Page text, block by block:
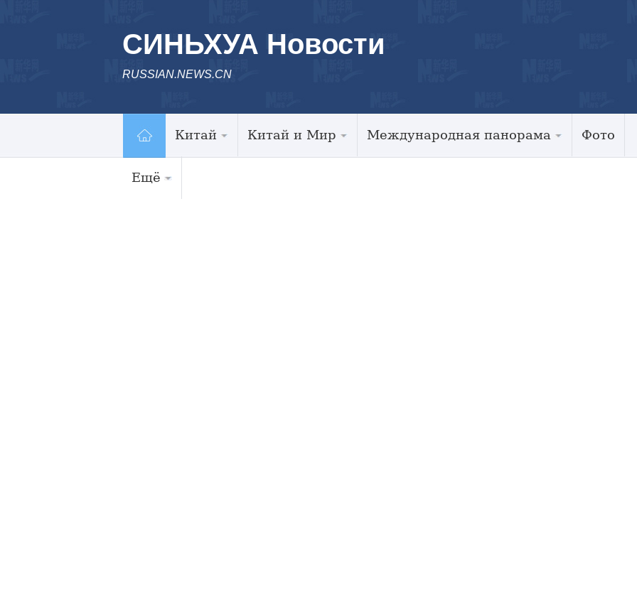
СИНЬХУА Новости
RUSSIAN.NEWS.CN
Китай Китай и Мир Международная панорама Фото
Ещё